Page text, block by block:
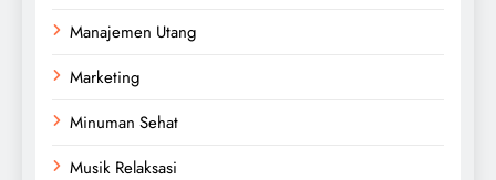
Manajemen Utang
Marketing
Minuman Sehat
Musik Relaksasi